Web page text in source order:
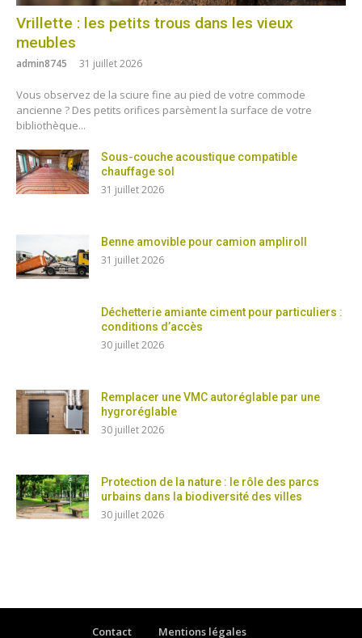
Vrillette : les petits trous dans les vieux
meubles
admin8745 31 juillet 2026
Vous observez de la sciure fine au pied de votre commode
ancienne ? Des petits orifices parsèment la surface de votre
bibliothèque...
Sous-couche acoustique compatible
chauffage sol
31 juillet 2026
Benne amovible pour camion ampliroll
31 juillet 2026
Déchetterie amiante ciment pour particuliers :
conditions d’accès
30 juillet 2026
Remplacer une VMC autoréglable par une
hygroréglable
30 juillet 2026
Protection de la nature : le rôle des parcs
urbains dans la biodiversité des villes
30 juillet 2026
Contact Mentions légales